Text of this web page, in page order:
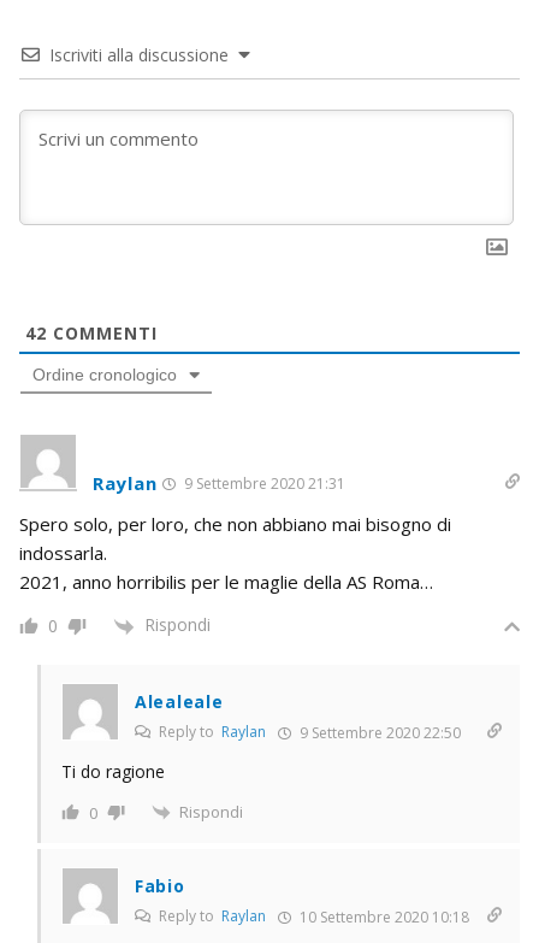
Iscriviti alla discussione
42 COMMENTI
Ordine cronologico
Raylan 9 Settembre 2020 21:31
Spero solo, per loro, che non abbiano mai bisogno di
indossarla.
2021, anno horribilis per le maglie della AS Roma…
0 Rispondi
Alealeale
Reply to Raylan 9 Settembre 2020 22:50
Ti do ragione
0 Rispondi
Fabio
Reply to Raylan 10 Settembre 2020 10:18